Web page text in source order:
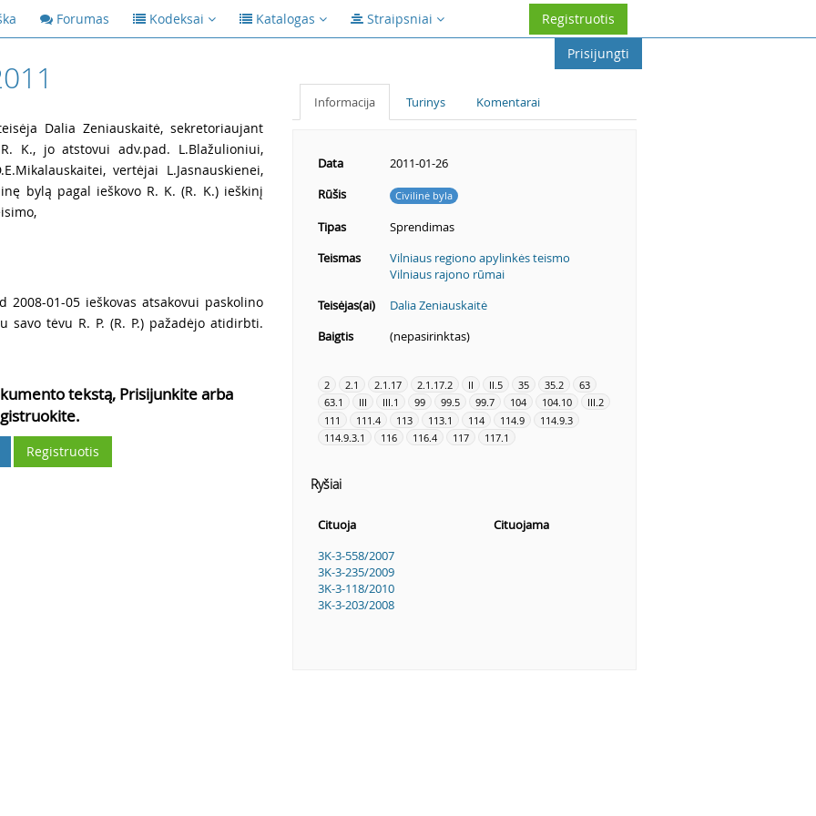
Forumas Kodeksai Katalogas Straipsniai
Registruotis
Prisijungti
Dalia Zeniauskaitė, sekretoriaujant
K., jo atstovui adv.pad. L.Blažulioniui,
vertėjai L.Jasnauskienei,
bylą pagal ieškovo R. K. (R. K.) ieškinį
2008-01-05 ieškovas atsakovui paskolino
savo tėvu R. P. (R. P.) pažadėjo atidirbti.
tekstą, Prisijunkite arba
Registruotis
Informacija Turinys Komentarai
Data
2011-01-26
Rūšis
Civilinė byla
Tipas
Sprendimas
Teismas
Vilniaus regiono apylinkės teismo
Vilniaus rajono rūmai
Teisėjas(ai)
Dalia Zeniauskaitė
Baigtis
(nepasirinktas)
2 2.1 2.1.17 2.1.17.2 II II.5 35 35.2
63
63.1
III III.1 99 99.5 99.7 104 104.10
III.2
111
111.4 113 113.1 114 114.9
114.9.3
114.9.3.1
116 116.4 117 117.1
Ryšiai
Cituoja
Cituojama
3K-3-558/2007
3K-3-235/2009
3K-3-118/2010
3K-3-203/2008